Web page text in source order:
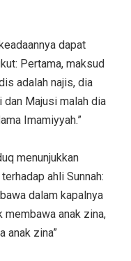
dapat
Pertama, maksud
adalah najis, dia
dan Majusi malah dia
Imamiyyah.”
menunjukkan
ahli Sunnah:
dalam kapalnya
membawa anak zina,
anak zina”